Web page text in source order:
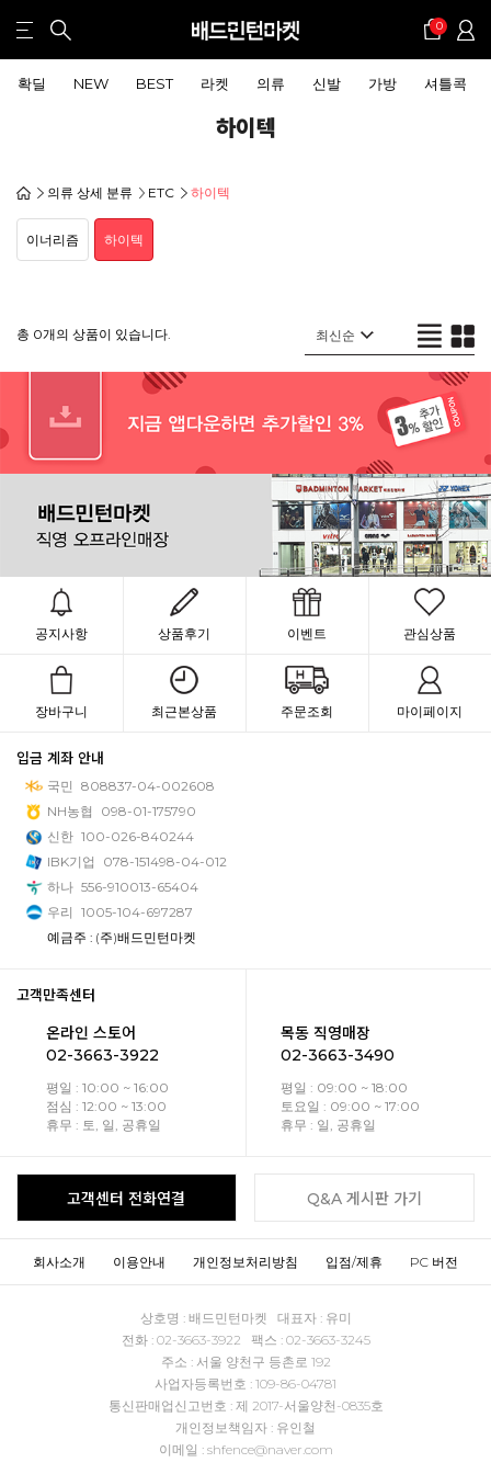
0
확딜 NEW BEST 라켓 의류 신발 가방 셔틀콕
하이텍
의류 상세 분류 ETC 하이텍
이너리즘 하이텍
총 0개의 상품이 있습니다.
공지사항 상품후기 이벤트 관심상품
장바구니 최근본상품 주문조회 마이페이지
입금 계좌 안내
국민 808837-04-002608
NH농협
098-01-175790
신한 100-026-840244
IBK기업
078-151498-04-012
하나 556-910013-65404
우리 1005-104-697287
예금주 : (주)배드민턴마켓
고객만족센터
온라인 스토어
02-3663-3922
평일 : 10:00 ~ 16:00
점심 : 12:00 ~ 13:00
휴무 : 토, 일, 공휴일
목동 직영매장
02-3663-3490
평일 : 09:00 ~ 18:00
토요일 : 09:00 ~ 17:00
휴무 : 일, 공휴일
고객센터 전화연결 Q&A 게시판 가기
회사소개 이용안내 개인정보처리방침 입점/제휴 PC 버전
상호명 : 배드민턴마켓 대표자 : 유미
전화 : 02-3663-3922 팩스 : 02-3663-3245
주소 : 서울 양천구 등촌로 192
사업자등록번호 : 109-86-04781
통신판매업신고번호 : 제 2017-서울양천-0835호
개인정보책임자 : 유인철
이메일 : shfence@naver.com